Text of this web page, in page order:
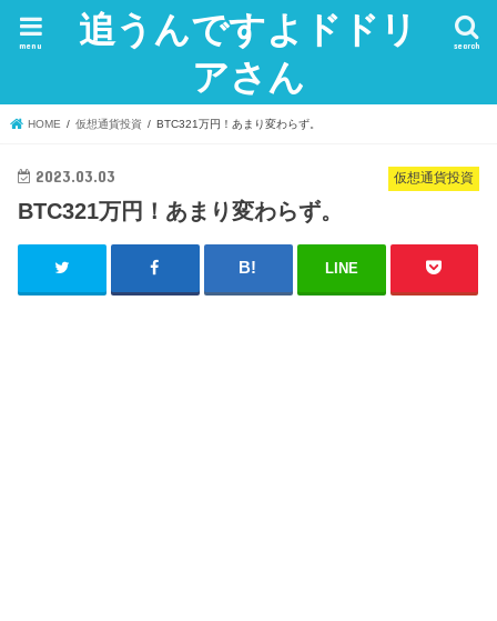
追うんですよドドリ
アさん
search
menu
HOME 仮想通貨投資 BTC321万円！あまり変わらず。
仮想通貨投資
2023.03.03
BTC321万円！あまり変わらず。
LINE